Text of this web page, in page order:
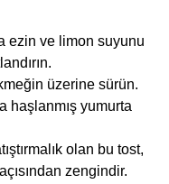
ezin ve limon suyunu
üzerine sürün.
haşlanmış yumurta
olan bu tost,
zengindir.